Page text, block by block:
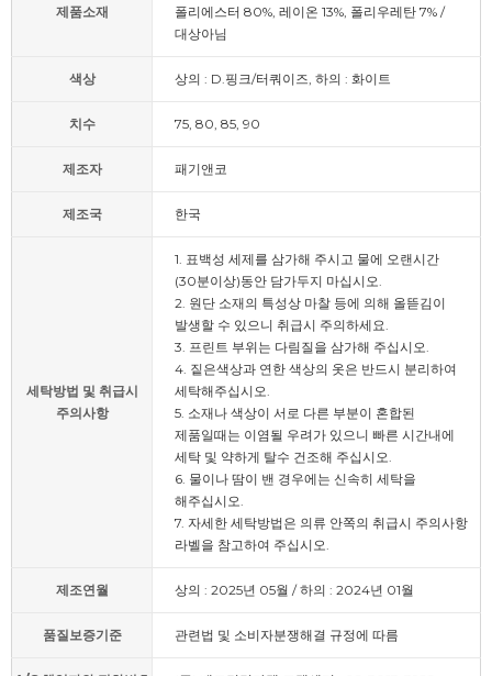
제품소재
폴리에스터 80%, 레이온 13%, 폴리우레탄 7% /
대상아님
색상 상의 : D.핑크/터쿼이즈, 하의 : 화이트
치수 75, 80, 85, 90
제조자 패기앤코
제조국 한국
세탁방법 및 취급시
주의사항
1. 표백성 세제를 삼가해 주시고 물에 오랜시간
(30분이상)동안 담가두지 마십시오.
2. 원단 소재의 특성상 마찰 등에 의해 올뜯김이
발생할 수 있으니 취급시 주의하세요.
3. 프린트 부위는 다림질을 삼가해 주십시오.
4. 짙은색상과 연한 색상의 옷은 반드시 분리하여
세탁해주십시오.
5. 소재나 색상이 서로 다른 부분이 혼합된
제품일때는 이염될 우려가 있으니 빠른 시간내에
세탁 및 약하게 탈수 건조해 주십시오.
6. 물이나 땀이 밴 경우에는 신속히 세탁을
해주십시오.
7. 자세한 세탁방법은 의류 안쪽의 취급시 주의사항
라벨을 참고하여 주십시오.
제조연월 상의 : 2025년 05월 / 하의 : 2024년 01월
품질보증기준 관련법 및 소비자분쟁해결 규정에 따름